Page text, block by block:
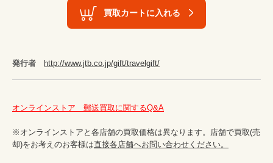
買取カートに入れる
発行者 http://www.jtb.co.jp/gift/travelgift/
オンラインストア　郵送買取に関するQ&A
※オンラインストアと各店舗の買取価格は異なります。店舗で買取(売
却)をお考えのお客様は直接各店舗へお問い合わせください。